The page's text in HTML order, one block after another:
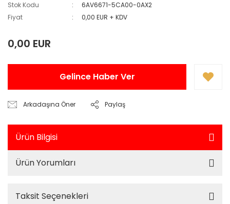
Stok Kodu
6AV6671-5CA00-0AX2
Fiyat
0,00 EUR + KDV
0,00 EUR
Gelince Haber Ver
Arkadaşına Öner Paylaş
Ürün Bilgisi
Ürün Yorumları
Taksit Seçenekleri